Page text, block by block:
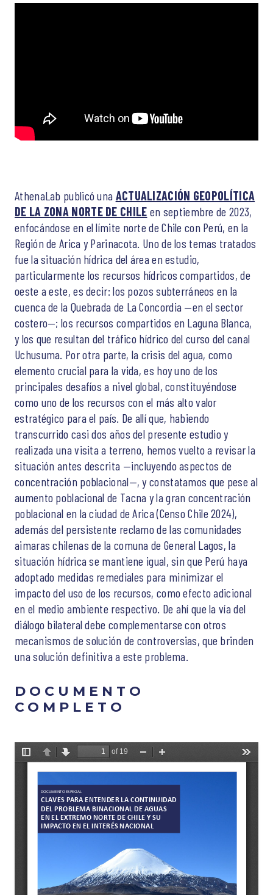
AthenaLab publicó una ACTUALIZACIÓN GEOPOLÍTICA
DE LA ZONA NORTE DE CHILE en septiembre de 2023,
enfocándose en el límite norte de Chile con Perú, en la
Región de Arica y Parinacota. Uno de los temas tratados
fue la situación hídrica del área en estudio,
particularmente los recursos hídricos compartidos, de
oeste a este, es decir: los pozos subterráneos en la
cuenca de la Quebrada de La Concordia —en el sector
costero—; los recursos compartidos en Laguna Blanca,
y los que resultan del tráfico hídrico del curso del canal
Uchusuma. Por otra parte, la crisis del agua, como
elemento crucial para la vida, es hoy uno de los
principales desafíos a nivel global, constituyéndose
como uno de los recursos con el más alto valor
estratégico para el país. De allí que, habiendo
transcurrido casi dos años del presente estudio y
realizada una visita a terreno, hemos vuelto a revisar la
situación antes descrita —incluyendo aspectos de
concentración poblacional—, y constatamos que pese al
aumento poblacional de Tacna y la gran concentración
poblacional en la ciudad de Arica (Censo Chile 2024),
además del persistente reclamo de las comunidades
aimaras chilenas de la comuna de General Lagos, la
situación hídrica se mantiene igual, sin que Perú haya
adoptado medidas remediales para minimizar el
impacto del uso de los recursos, como efecto adicional
en el medio ambiente respectivo. De ahí que la vía del
diálogo bilateral debe complementarse con otros
mecanismos de solución de controversias, que brinden
una solución definitiva a este problema.
DOCUMENTO
COMPLETO